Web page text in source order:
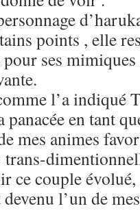
points , elle
ses
l’a indiqué
panacée en tant
mes animes
ce couple
l’un de